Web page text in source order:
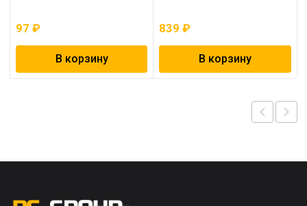
97 ₽
В корзину
839₽
В корзину